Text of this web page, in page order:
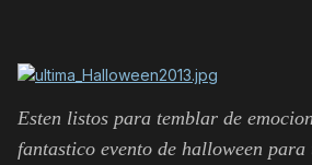
Esten listos para temblar de
fantastico evento de halloween para